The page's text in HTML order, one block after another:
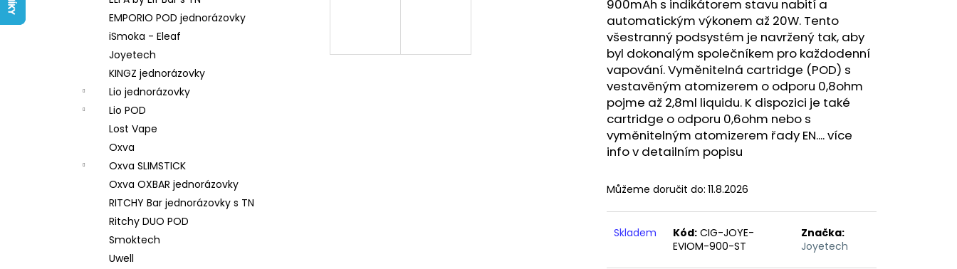
EMPORIO POD jednorázovky
iSmoka - Eleaf
Joyetech
KINGZ jednorázovky
Lio jednorázovky
Lio POD
Lost Vape
Oxva
Oxva SLIMSTICK
Oxva OXBAR jednorázovky
RITCHY Bar jednorázovky s TN
Ritchy DUO POD
Smoktech
Uwell
900mAh s indikátorem stavu nabití a
automatickým výkonem až 20W. Tento
všestranný podsystém je navržený tak, aby
byl dokonalým společníkem pro každodenní
vapování. Vyměnitelná cartridge (POD) s
vestavěným atomizerem o odporu 0,8ohm
pojme až 2,8ml liquidu. K dispozici je také
cartridge o odporu 0,6ohm nebo s
vyměnitelným atomizerem řady EN.... více
info v detailním popisu
Můžeme doručit do: 11.8.2026
Skladem Kód: CIG-JOYE-
EVIOM-900-ST
Značka:
Joyetech
LIQUID ARAMAX 4PACK CIGAR
TOBACCO 4X10ML-18MG
558 Kč
LIQUID LIQUA AMERICAN BLEND 10ML-
6MG (AMERICKÝ MÍCHANÝ TABÁK)